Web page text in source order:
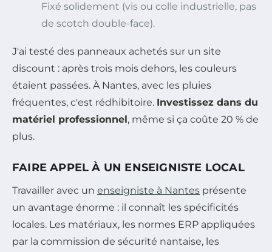
Fixé solidement (vis ou colle industrielle, pas
de scotch double-face).
J'ai testé des panneaux achetés sur un site
discount : après trois mois dehors, les couleurs
étaient passées. À Nantes, avec les pluies
fréquentes, c'est rédhibitoire. Investissez dans du
matériel professionnel , même si ça coûte 20 % de
plus.
FAIRE APPEL À UN ENSEIGNISTE LOCAL
Travailler avec un enseigniste à Nantes présente
un avantage énorme : il connaît les spécificités
locales. Les matériaux, les normes ERP appliquées
par la commission de sécurité nantaise, les